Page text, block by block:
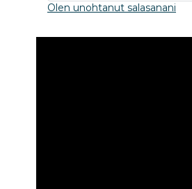
Olen unohtanut salasanani